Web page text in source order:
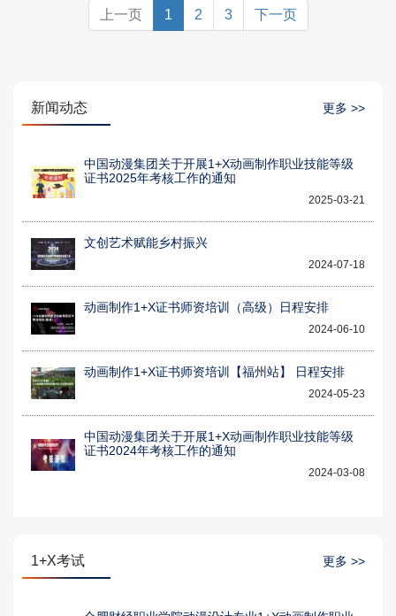
上一页 1 2 3 下一页
新闻动态 更多 >>
中国动漫集团关于开展1+X动画制作职业技能等级
证书2025年考核工作的通知
2025-03-21
文创艺术赋能乡村振兴
2024-07-18
动画制作1+X证书师资培训（高级）日程安排
2024-06-10
动画制作1+X证书师资培训【福州站】 日程安排
2024-05-23
中国动漫集团关于开展1+X动画制作职业技能等级
证书2024年考核工作的通知
2024-03-08
1+X考试 更多 >>